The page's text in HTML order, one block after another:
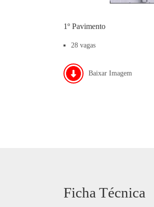
1º Pavimento
28 vagas
Baixar Imagem
Ficha Técnica